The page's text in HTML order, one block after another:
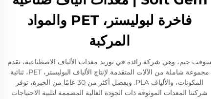
فاخرة لبوليستر، PET والمواد
المركبة
سوفت جيم، وهي شركة رائدة في توريد معدات الألياف الاصطناعية، تقدم
مجموعة شاملة من الآلات المتقدمة لإنتاج الألياف البوليستر، PET، ثنائية
المكونات، والألياف PLA. وبفضل أكثر من 30 عامًا من الخبرة، توفر
شركتنا المعدات الموثوقة ذات الجودة العالية المصممة لتلبية الاحتياجات